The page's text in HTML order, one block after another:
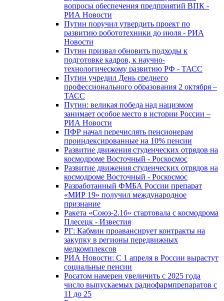
вопросы обеспечения предприятий ВПК -
РИА Новости
Путин поручил утвердить проект по
развитию робототехники до июля - РИА
Новости
Путин призвал обновить подходы к
подготовке кадров, к научно-
технологическому развитию РФ - ТАСС
Путин учредил День среднего
профессионального образования 2 октября –
ТАСС
Путин: великая победа над нацизмом
занимает особое место в истории России –
РИА Новости
ПФР начал перечислять пенсионерам
проиндексированные на 10% пенсии
Развитие движения студенческих отрядов на
космодроме Восточный - Роскосмос
Развитие движения студенческих отрядов на
космодроме Восточный - Роскосмос
Разработанный ФМБА России препарат
«МИР 19» получил международное
признание
Ракета «Союз-2.1б» стартовала с космодрома
Плесецк - Известия
РГ: Кабмин проавансирует контракты на
закупку в регионы передвижных
медкомплексов
РИА Новости: С 1 апреля в России вырастут
социальные пенсии
Росатом намерен увеличить с 2025 года
число выпускаемых радиофармпрепаратов с
11 до 25